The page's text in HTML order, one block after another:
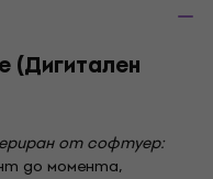
(Дигитален
от софтуер:
до момента,